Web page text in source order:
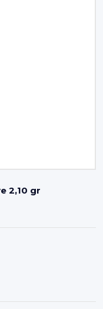
2,10 gr